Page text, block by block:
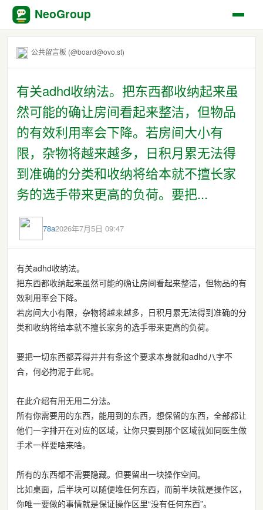
NeoGroup
公共留言板 (@board@ovo.st)
有关adhd收纳法。把东西都收纳起来虽
然可能的确让房间看起来整洁，但物品
的有效利用率会下降。若房间大小有
限，杂物将越来越多，日积月累无法得
到准确的分类和收纳将给本就不擅长家
务的选手带来更高的负荷。要把...
78a2026年7月5日 09:47
有关adhd收纳法。
把东西都收纳起来虽然可能的确让房间看起来整洁，但物品的有
效利用率会下降。
若房间大小有限，杂物将越来越多，日积月累无法得到准确的分
类和收纳将给本就不擅长家务的选手带来更高的负荷。
要把一切东西都弄得井井有条这个要求本身就和adhd八字不
合，何必拘泥于此呢。
在此介绍有用无用二分法。
所有你需要用的东西，能用到的东西，想保留的东西，全部都让
他们一字排开在对应的区域，让你只要到那个区域就如同医生做
手术一样要啥来啥。
所有的东西都不需要隐藏。但要留出一块操作空间。
比如桌面，后半块可以随便堆任何东西，而前半块就是操作区，
你唯一要做的事情就是保证操作区里“没有任何东西”。